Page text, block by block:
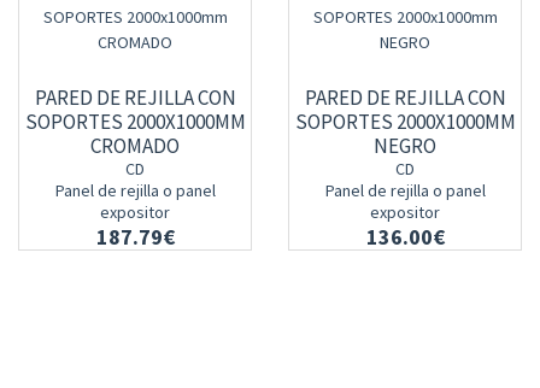
PARED DE REJILLA CON
SOPORTES 2000X1000MM
CROMADO
CD
Panel de rejilla o panel
expositor
187.79€
PARED DE REJILLA CON
SOPORTES 2000X1000MM
NEGRO
CD
Panel de rejilla o panel
expositor
136.00€